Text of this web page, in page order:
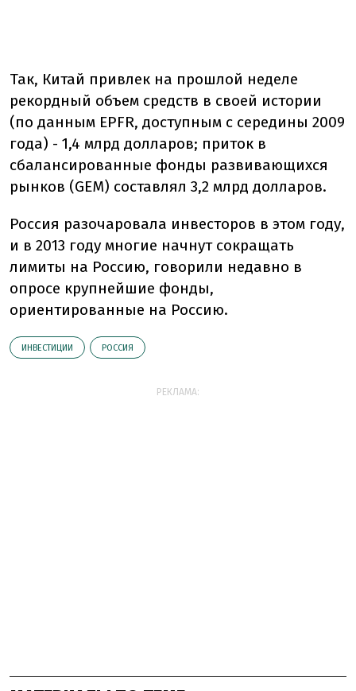
Так, Китай привлек на прошлой неделе
рекордный объем средств в своей истории
(по данным EPFR, доступным с середины 2009
года) - 1,4 млрд долларов; приток в
сбалансированные фонды развивающихся
рынков (GEM) составлял 3,2 млрд долларов.
Россия разочаровала инвесторов в этом году,
и в 2013 году многие начнут сокращать
лимиты на Россию, говорили недавно в
опросе крупнейшие фонды,
ориентированные на Россию.
ИНВЕСТИЦИИ РОССИЯ
РЕКЛАМА: